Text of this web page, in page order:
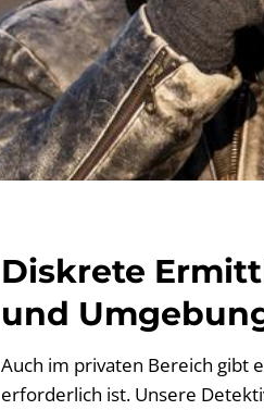
Diskrete
und
Auch im privaten Bereich gibt
erforderlich ist. Unsere